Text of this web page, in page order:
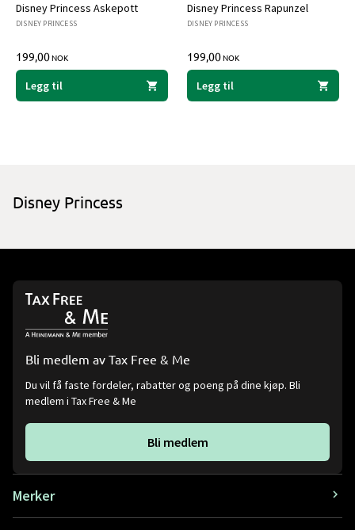
Disney Princess Askepott
DISNEY PRINCESS
199,00NOK
Legg til
Disney Princess Rapunzel
DISNEY PRINCESS
199,00NOK
Legg til
Disney Princess
Bli medlem av Tax Free & Me
Du vil få faste fordeler, rabatter og poeng på dine kjøp. Bli
medlem i Tax Free & Me
Bli medlem
Merker